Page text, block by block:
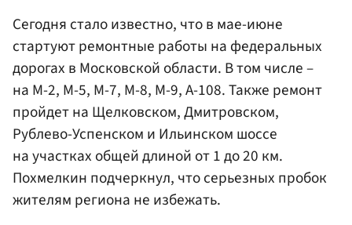
Сегодня стало известно, что в мае-июне
стартуют ремонтные работы на федеральных
дорогах в Московской области. В том числе –
на М-2, М-5, М-7, М-8, М-9, А-108. Также ремонт
пройдет на Щелковском, Дмитровском,
Рублево-Успенском и Ильинском шоссе
на участках общей длиной от 1 до 20 км.
Похмелкин подчеркнул, что серьезных пробок
жителям региона не избежать.